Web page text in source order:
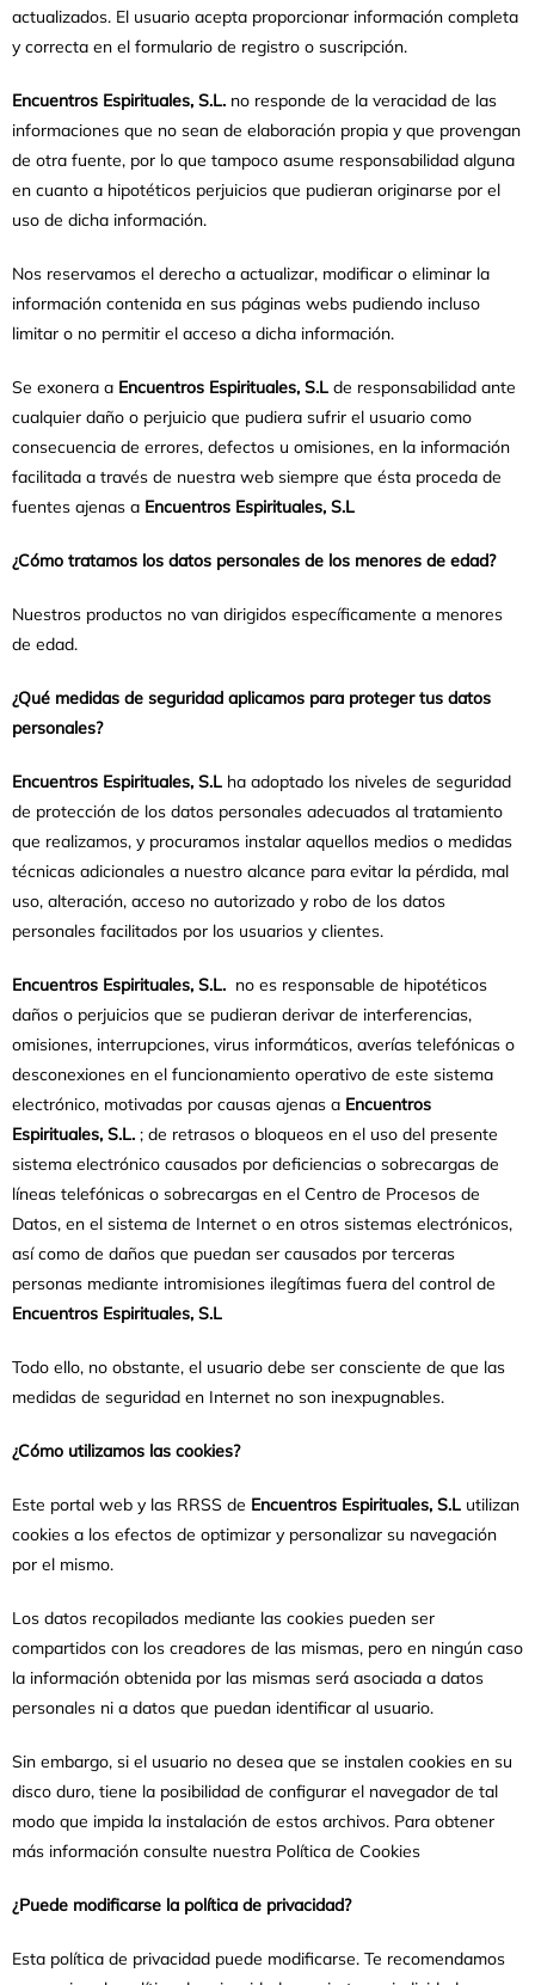
actualizados. El usuario acepta proporcionar información completa
y correcta en el formulario de registro o suscripción.
Encuentros Espirituales, S.L. no responde de la veracidad de las
informaciones que no sean de elaboración propia y que provengan
de otra fuente, por lo que tampoco asume responsabilidad alguna
en cuanto a hipotéticos perjuicios que pudieran originarse por el
uso de dicha información.
Nos reservamos el derecho a actualizar, modificar o eliminar la
información contenida en sus páginas webs pudiendo incluso
limitar o no permitir el acceso a dicha información.
Se exonera a Encuentros Espirituales, S.L de responsabilidad ante
cualquier daño o perjuicio que pudiera sufrir el usuario como
consecuencia de errores, defectos u omisiones, en la información
facilitada a través de nuestra web siempre que ésta proceda de
fuentes ajenas a Encuentros Espirituales, S.L
¿Cómo tratamos los datos personales de los menores de edad?
Nuestros productos no van dirigidos específicamente a menores
de edad.
¿Qué medidas de seguridad aplicamos para proteger tus datos
personales?
Encuentros Espirituales, S.L ha adoptado los niveles de seguridad
de protección de los datos personales adecuados al tratamiento
que realizamos, y procuramos instalar aquellos medios o medidas
técnicas adicionales a nuestro alcance para evitar la pérdida, mal
uso, alteración, acceso no autorizado y robo de los datos
personales facilitados por los usuarios y clientes.
Encuentros Espirituales, S.L. no es responsable de hipotéticos
daños o perjuicios que se pudieran derivar de interferencias,
omisiones, interrupciones, virus informáticos, averías telefónicas o
desconexiones en el funcionamiento operativo de este sistema
electrónico, motivadas por causas ajenas a Encuentros
Espirituales, S.L. ; de retrasos o bloqueos en el uso del presente
sistema electrónico causados por deficiencias o sobrecargas de
líneas telefónicas o sobrecargas en el Centro de Procesos de
Datos, en el sistema de Internet o en otros sistemas electrónicos,
así como de daños que puedan ser causados por terceras
personas mediante intromisiones ilegítimas fuera del control de
Encuentros Espirituales, S.L
Todo ello, no obstante, el usuario debe ser consciente de que las
medidas de seguridad en Internet no son inexpugnables.
¿Cómo utilizamos las cookies?
Este portal web y las RRSS de Encuentros Espirituales, S.L utilizan
cookies a los efectos de optimizar y personalizar su navegación
por el mismo.
Los datos recopilados mediante las cookies pueden ser
compartidos con los creadores de las mismas, pero en ningún caso
la información obtenida por las mismas será asociada a datos
personales ni a datos que puedan identificar al usuario.
Sin embargo, si el usuario no desea que se instalen cookies en su
disco duro, tiene la posibilidad de configurar el navegador de tal
modo que impida la instalación de estos archivos. Para obtener
más información consulte nuestra Política de Cookies
¿Puede modificarse la política de privacidad?
Esta política de privacidad puede modificarse. Te recomendamos